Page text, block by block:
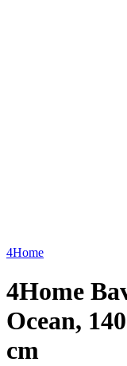
4Home
4Home
Ocean,
cm